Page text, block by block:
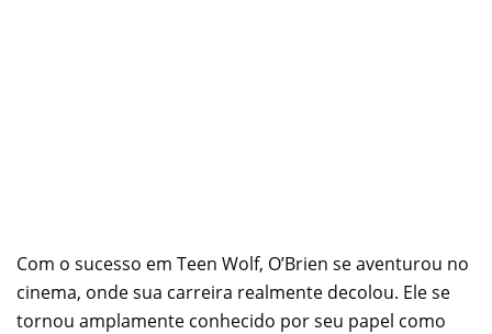
Com o sucesso em Teen Wolf, O’Brien se aventurou no
cinema, onde sua carreira realmente decolou. Ele se
tornou amplamente conhecido por seu papel como